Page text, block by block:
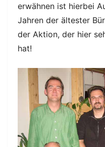
erwähnen ist hierbei
Jahren der ältester
der Aktion, der hier
hat!